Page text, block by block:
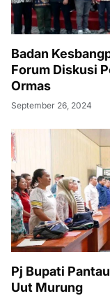
Badan
Forum Diskusi
Ormas
September 26, 2024
Pj Bupati
Uut Murung